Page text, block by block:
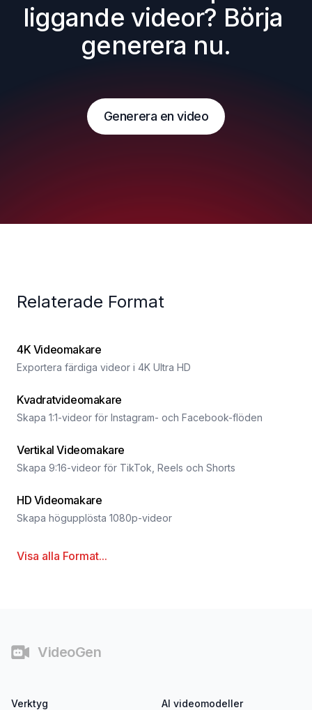
liggande videor? Börja
generera nu.
Generera en video
Relaterade Format
4K Videomakare
Exportera färdiga videor i 4K Ultra HD
Kvadratvideomakare
Skapa 1:1-videor för Instagram- och Facebook-flöden
Vertikal Videomakare
Skapa 9:16-videor för TikTok, Reels och Shorts
HD Videomakare
Skapa högupplösta 1080p-videor
Visa alla Format...
VideoGen
Verktyg AI videomodeller